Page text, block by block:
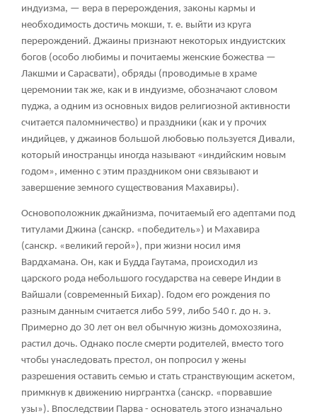
индуизма, — вера в перерождения, законы кармы и
необходимость достичь мокши, т. е. выйти из круга
перерождений. Джаины признают некоторых индуистских
богов (особо любимы и почитаемы женские божества —
Лакшми и Сарасвати), обряды (проводимые в храме
церемонии так же, как и в индуизме, обозначают словом
пуджа, а одним из основных видов религиозной активности
считается паломничество) и праздники (как и у прочих
индийцев, у джаинов большой любовью пользуется Дивали,
который иностранцы иногда называют «индийским новым
годом», именно с этим праздником они связывают и
завершение земного существования Махавиры).
Основоположник джайнизма, почитаемый его адептами под
титулами Джина (санскр. «победитель») и Махавира
(санскр. «великий герой»), при жизни носил имя
Вардхамана. Он, как и Будда Гаутама, происходил из
царского рода небольшого государства на севере Индии в
Вайшали (современный Бихар). Годом его рождения по
разным данным считается либо 599, либо 540 г. до н. э.
Примерно до 30 лет он вел обычную жизнь домохозяина,
растил дочь. Однако после смерти родителей, вместо того
чтобы унаследовать престол, он попросил у жены
разрешения оставить семью и стать странствующим аскетом,
примкнув к движению ниргрантха (санскр. «порвавшие
узы»). Впоследствии Парва - основатель этого изначально